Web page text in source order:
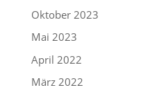
Oktober 2023
Mai 2023
April 2022
März 2022